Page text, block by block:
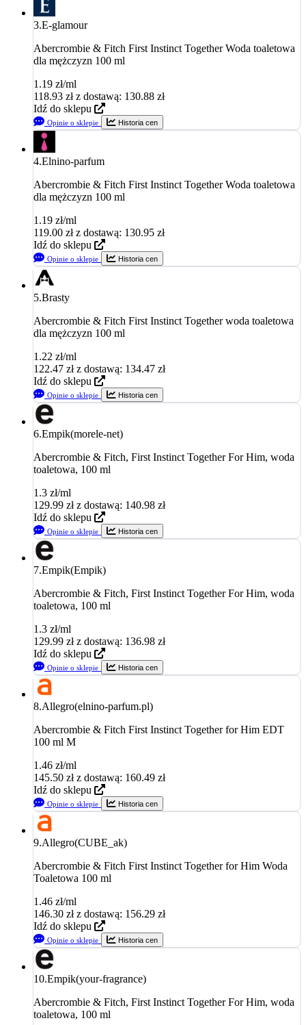
3.E-glamour
Abercrombie & Fitch First Instinct Together Woda toaletowa
dla mężczyzn 100 ml
1.19 zł/ml
118.93 zł z dostawą: 130.88 zł
Idź do sklepu
Opinie o sklepie Historia cen
4.Elnino-parfum
Abercrombie & Fitch First Instinct Together Woda toaletowa
dla mężczyzn 100 ml
1.19 zł/ml
119.00 zł z dostawą: 130.95 zł
Idź do sklepu
Opinie o sklepie Historia cen
5.Brasty
Abercrombie & Fitch First Instinct Together woda toaletowa
dla mężczyzn 100 ml
1.22 zł/ml
122.47 zł z dostawą: 134.47 zł
Idź do sklepu
Opinie o sklepie Historia cen
6.Empik(morele-net)
Abercrombie & Fitch, First Instinct Together For Him, woda
toaletowa, 100 ml
1.3 zł/ml
129.99 zł z dostawą: 140.98 zł
Idź do sklepu
Opinie o sklepie Historia cen
7.Empik(Empik)
Abercrombie & Fitch, First Instinct Together For Him, woda
toaletowa, 100 ml
1.3 zł/ml
129.99 zł z dostawą: 136.98 zł
Idź do sklepu
Opinie o sklepie Historia cen
8.Allegro(elnino-parfum.pl)
Abercrombie & Fitch First Instinct Together for Him EDT
100 ml M
1.46 zł/ml
145.50 zł z dostawą: 160.49 zł
Idź do sklepu
Opinie o sklepie Historia cen
9.Allegro(CUBE_ak)
Abercrombie & Fitch First Instinct Together for Him Woda
Toaletowa 100 ml
1.46 zł/ml
146.30 zł z dostawą: 156.29 zł
Idź do sklepu
Opinie o sklepie Historia cen
10.Empik(your-fragrance)
Abercrombie & Fitch, First Instinct Together For Him, woda
toaletowa, 100 ml